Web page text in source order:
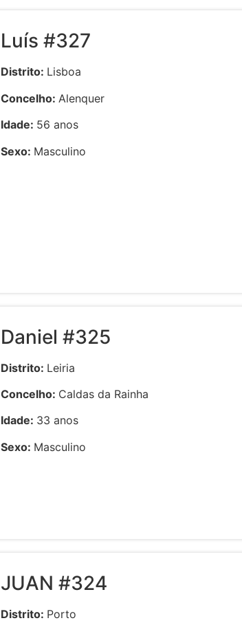
Luís #327
Distrito: Lisboa
Concelho: Alenquer
Idade: 56 anos
Sexo: Masculino
Daniel #325
Distrito: Leiria
Concelho: Caldas da Rainha
Idade: 33 anos
Sexo: Masculino
JUAN #324
Distrito: Porto